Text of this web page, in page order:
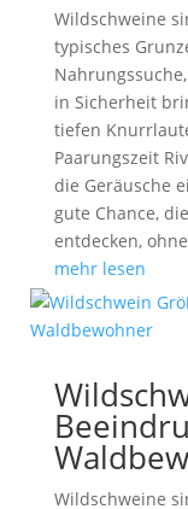
Wildschweine
typisches
in Sicherheit
tiefen
Paarungszeit
die Geräusche
gute Chance,
entdecken,
mehr lesen
Wildschweine